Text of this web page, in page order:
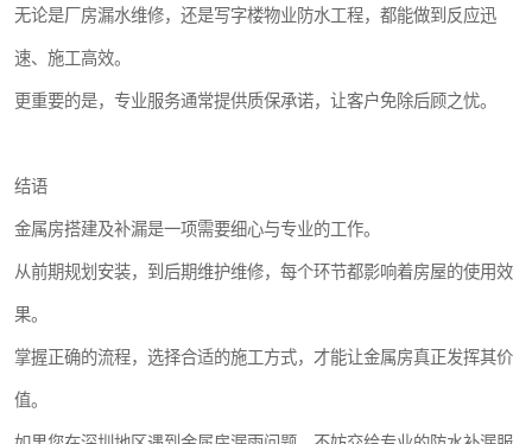
无论是厂房漏水维修，还是写字楼物业防水工程，都能做到反应迅
速、施工高效。
更重要的是，专业服务通常提供质保承诺，让客户免除后顾之忧。
结语
金属房搭建及补漏是一项需要细心与专业的工作。
从前期规划安装，到后期维护维修，每个环节都影响着房屋的使用效
果。
掌握正确的流程，选择合适的施工方式，才能让金属房真正发挥其价
值。